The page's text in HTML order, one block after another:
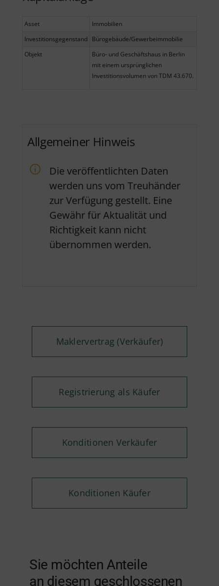
Asset
Immobilien
Investitionsgegenstand
Bürogebäude/Gewerbeimmobilie
Objekt
Büro- und Geschäftshaus in Berlin
mit einem ursprünglichen
Investitionsvolumen von TDM 43.670.
Allgemeiner Hinweis
Die veröffentlichten Daten
werden uns vom Treuhänder
zur Verfügung gestellt. Eine
Gewähr für Aktualität und
Richtigkeit kann nicht
übernommen werden.
Maklervertrag (Verkäufer)
Registrierung als Käufer
Konditionen Verkäufer
Konditionen Käufer
Sie möchten Anteile
an diesem geschlossenen